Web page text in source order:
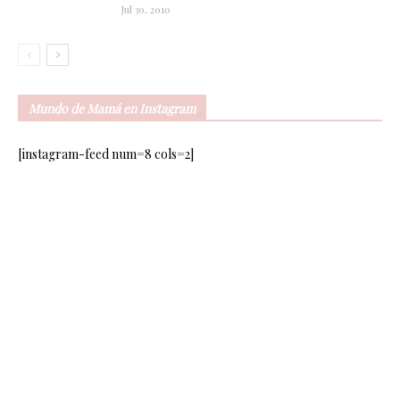
Jul 30, 2010
Mundo de Mamá en Instagram
[instagram-feed num=8 cols=2]